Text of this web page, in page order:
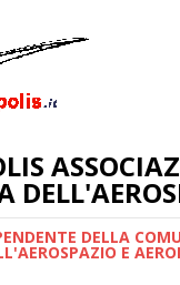
DELLA
E